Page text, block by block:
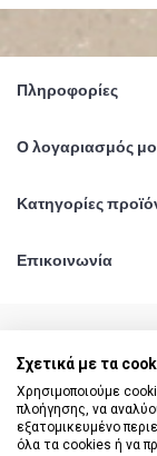
Πληροφορίες
Ο λογαριασμός
Κατηγορίες
Επικοινωνία
© 2020 -
Σχετικά με τα
Χρησιμοποιούμε
πλοήγησης, να
εξατομικευμένο
όλα τα cookies ή να